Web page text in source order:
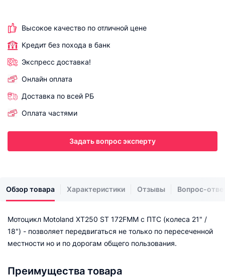
Высокое качество по отличной цене
Кредит без похода в банк
Экспресс доставка!
Онлайн оплата
Доставка по всей РБ
Оплата частями
Задать вопрос эксперту
Обзор товара Характеристики Отзывы Вопрос-
Мотоцикл Motoland XT250 ST 172FMM с ПТС (колеса 21" /
18") - позволяет передвигаться не только по пересеченной
местности но и по дорогам общего пользования.
Преимущества товара